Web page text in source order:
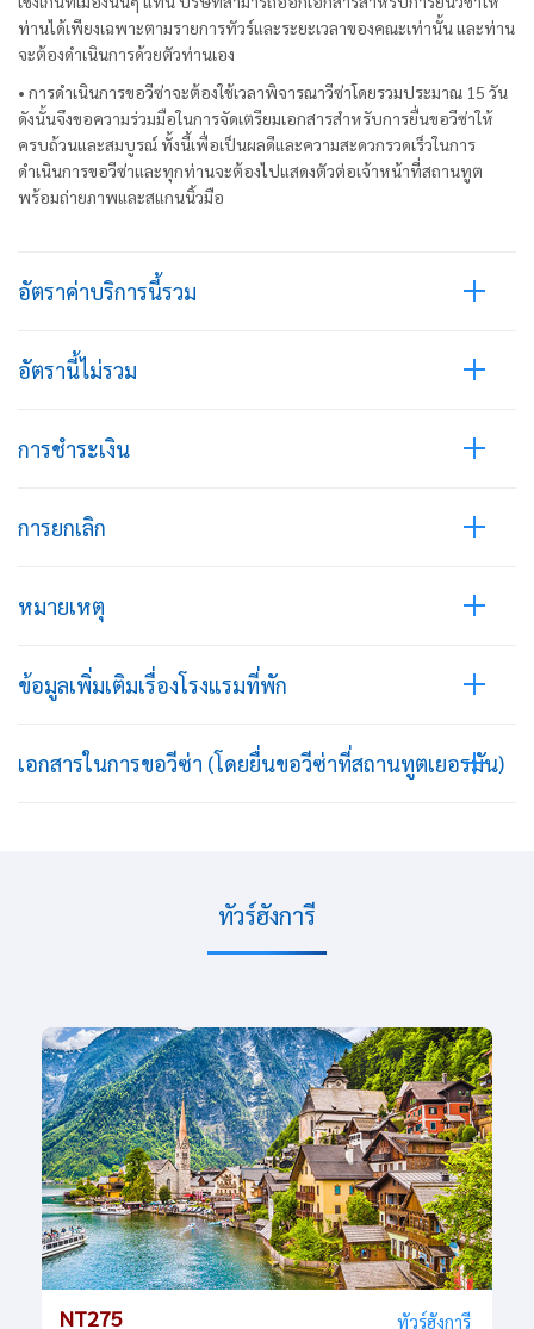
ท่านได้เพียงเฉพาะตามรายการทัวร์และระยะเวลาของคณะเท่านั้น และท่าน
จะต้องดำเนินการด้วยตัวท่านเอง
• การดำเนินการขอวีซ่าจะต้องใช้เวลาพิจารณาวีซ่าโดยรวมประมาณ 15 วัน
ดังนั้นจึงขอความร่วมมือในการจัดเตรียมเอกสารสำหรับการยื่นขอวีซ่าให้
ครบถ้วนและสมบูรณ์ ทั้งนี้เพื่อเป็นผลดีและความสะดวกรวดเร็วในการ
ดำเนินการขอวีซ่าและทุกท่านจะต้องไปแสดงตัวต่อเจ้าหน้าที่สถานทูต
พร้อมถ่ายภาพและสแกนนิ้วมือ
อัตราค่าบริการนี้รวม
อัตรานี้ไม่รวม
การชำระเงิน
การยกเลิก
หมายเหตุ
ข้อมูลเพิ่มเติมเรื่องโรงแรมที่พัก
เอกสารในการขอวีซ่า (โดยยื่นขอวีซ่าที่สถานทูตเยอรมัน)
ทัวร์ฮังการี
NT275 ทัวร์ฮังการี